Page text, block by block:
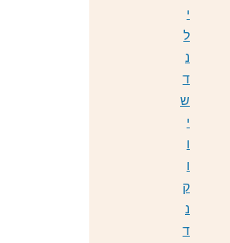
ל
ד
ש
ק
ד